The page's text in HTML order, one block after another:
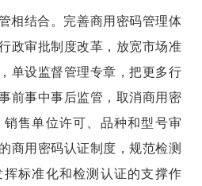
相结合。完善商用密码管理体
政审批制度改革，放宽市场准
单设监督管理专章，把更多行
前事中事后监管，取消商用密
售单位许可、品种和型号审
商用密码认证制度，规范检测
标准化和检测认证的支撑作